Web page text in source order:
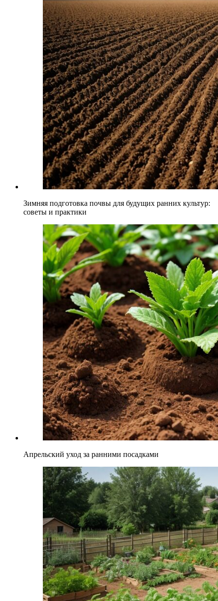
Зимняя подготовка почвы для будущих ранних культур:
советы и практики
Апрельский уход за ранними посадками